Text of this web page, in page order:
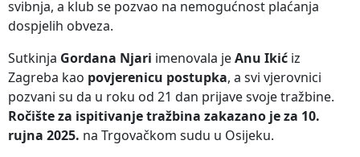
svibnja, a klub se pozvao na nemogućnost plaćanja
dospjelih obveza.
Sutkinja Gordana Njari imenovala jeAnu Ikić iz
Zagreba kao povjerenicu postupka, a svi vjerovnici
pozvani su da u roku od 21 dan prijave svoje tražbine.
Ročište za ispitivanje tražbina zakazano je za 10.
rujna 2025. na Trgovačkom sudu u Osijeku.